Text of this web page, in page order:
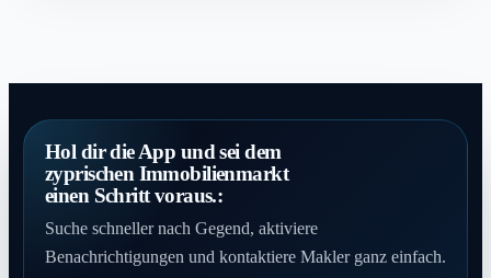
Hol dir die App und sei dem
zyprischen Immobilienmarkt
einen Schritt voraus.:
Suche schneller nach Gegend, aktiviere
Benachrichtigungen und kontaktiere Makler ganz einfach.